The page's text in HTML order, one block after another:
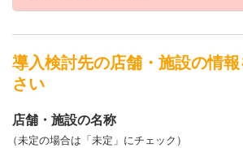
導入検討先の店舗・施設の情
さい
店舗・施設の名称
（未定の場合は「未定」にチェック）